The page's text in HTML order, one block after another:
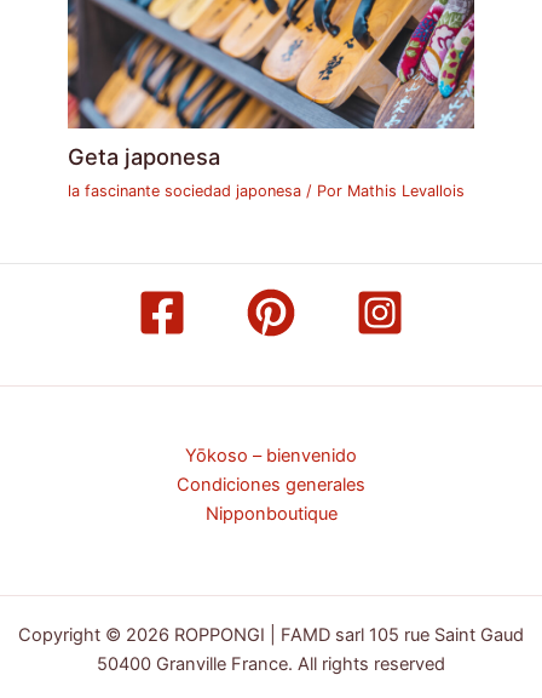
Geta japonesa
la fascinante sociedad japonesa / Por Mathis Levallois
Yōkoso – bienvenido
Condiciones generales
Nipponboutique
Copyright © 2026 ROPPONGI | FAMD sarl 105 rue Saint Gaud
50400 Granville France. All rights reserved